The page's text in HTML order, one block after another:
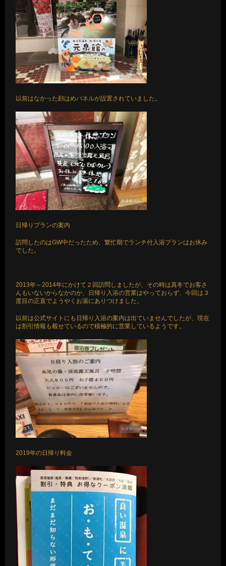
以前はなかった顔はめパネルが設置されていました。
日帰りプランの案内
訪問したのはGW中だったため、繁忙期でランチ付入浴プランはお休み
でした。
2013年～2014年にかけて２回訪問しましたが、その時は真冬でお客さ
んもいないからなかのか、日帰り入浴の営業はやっておらず、今回は３
度目の正直でようやくお湯にありつけました。
以前は公式サイトにも日帰り入浴の案内は出ていませんでしたが、現在
は割引情報も載せているので積極的に営業しているようです。
2019年の日帰り料金